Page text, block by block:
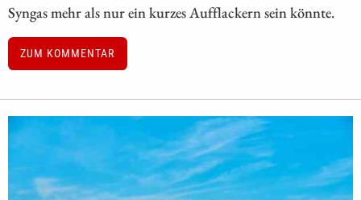
Syngas mehr als nur ein kurzes Aufflackern sein könnte.
ZUM KOMMENTAR